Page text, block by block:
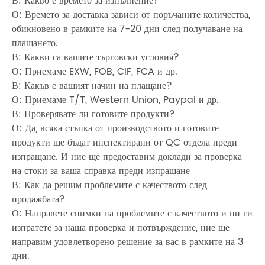
О: Времето за доставка зависи от поръчаните количества,
обикновено в рамките на 7-20 дни след получаване на
плащането.
В: Какви са вашите търговски условия?
О: Приемаме EXW, FOB, CIF, FCA и др.
В: Какъв е вашият начин на плащане?
О: Приемаме T/T, Western Union, Paypal и др.
В: Проверявате ли готовите продукти?
О: Да, всяка стъпка от производството и готовите
продукти ще бъдат инспектирани от QC отдела преди
изпращане. И ние ще предоставим доклади за проверка
на стоки за ваша справка преди изпращане
В: Как да решим проблемите с качеството след
продажбата?
О: Направете снимки на проблемите с качеството и ни ги
изпратете за наша проверка и потвърждение, ние ще
направим удовлетворено решение за вас в рамките на 3
дни.